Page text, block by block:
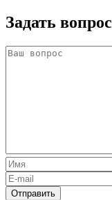
Задать вопрос